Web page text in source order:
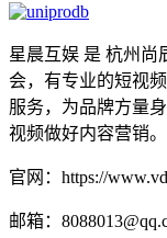
星晨互娱 是 杭州尚
会，有专业的短视
服务，为品牌方量
视频做好内容营销。
官网：https://
邮箱：